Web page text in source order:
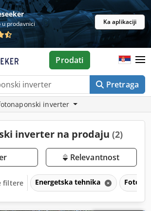
u prodavnici Ka aplikaciji
Pretraga
Prodati
inverter
inverter na prodaju (2)
Relevantnost
filtere Energetska tehnika